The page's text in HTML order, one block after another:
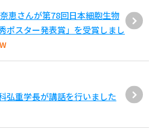
恵さんが第78回日本細胞生物
ポスター発表賞」を受賞しまし
弘重学長が講話を行いました